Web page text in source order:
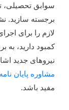
تحصیلی،
سازید. نشان
را برای اجرای
دارید، به
جدید اشاره
پایان نامهدر
باشد.